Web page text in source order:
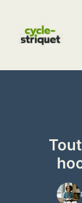
contenu